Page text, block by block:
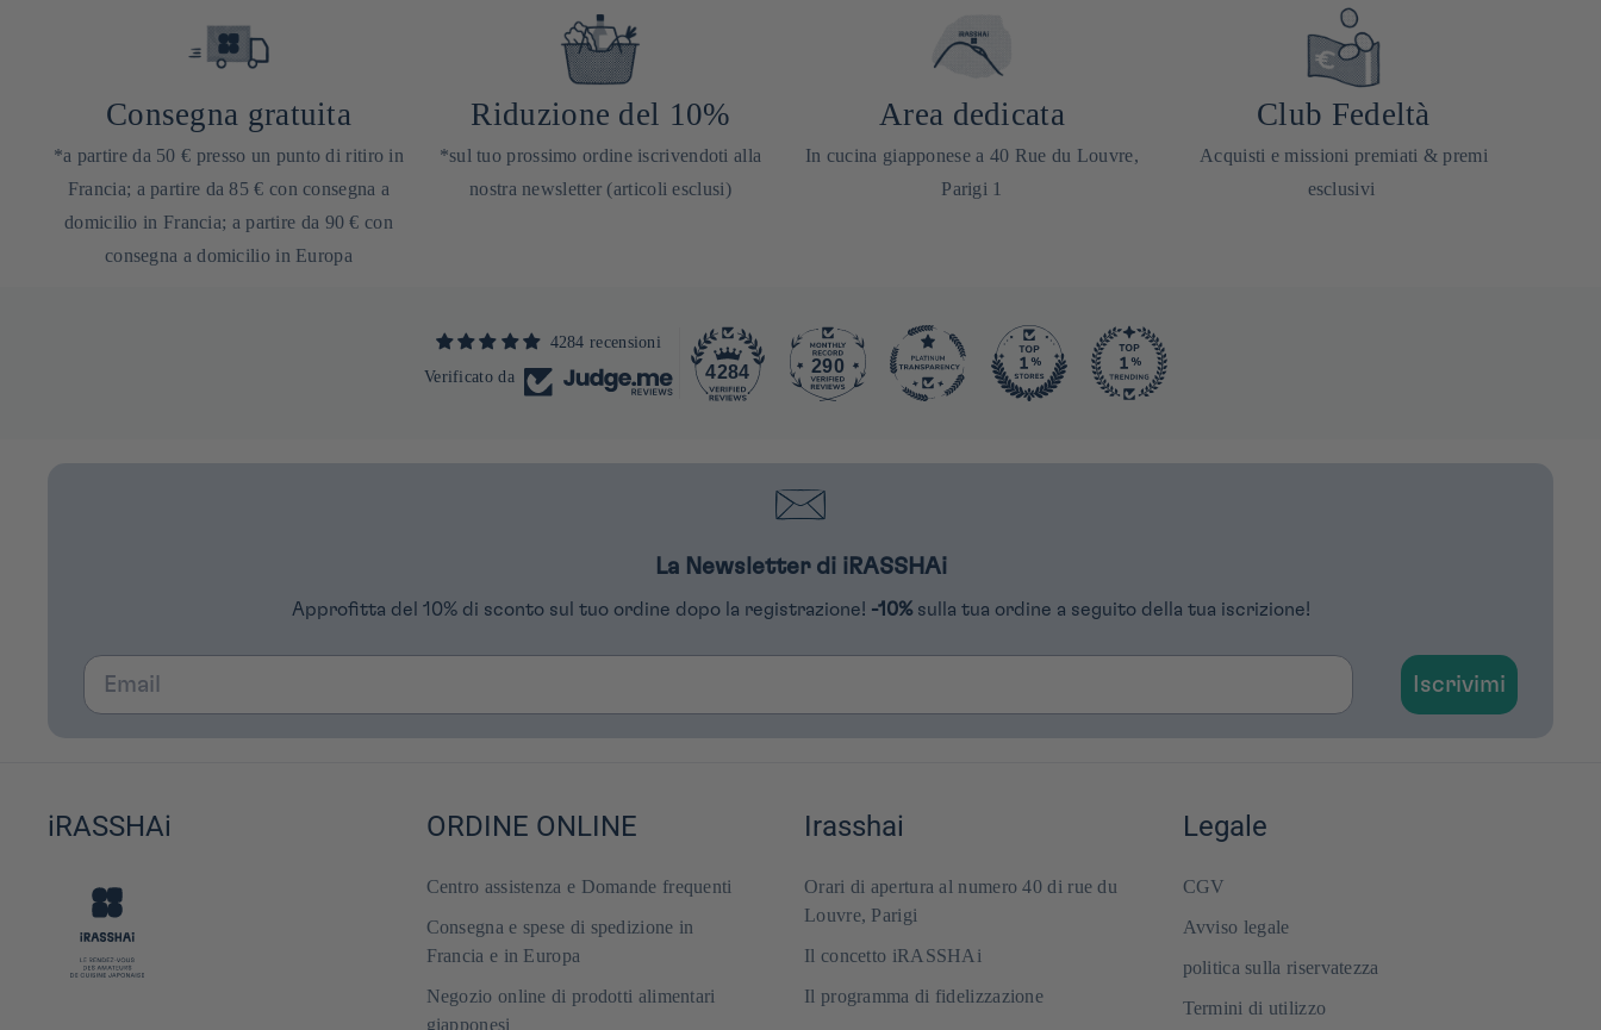
Consegna gratuita
*a partire da 50 € presso un punto di ritiro in
Francia; a partire da 85 € con consegna a
domicilio in Francia; a partire da 90 € con
consegna a domicilio in Europa
Riduzione del 10%
*sul tuo prossimo ordine iscrivendoti alla
nostra newsletter (articoli esclusi)
Area dedicata
In cucina giapponese a 40 Rue du Louvre,
Parigi 1
Club Fedeltà
Acquisti e missioni premiati & premi
esclusivi
4284 recensioni
Verificato da
4284 290
La Newsletter di iRASSHAi
Approfitta del 10% di sconto sul tuo ordine dopo la registrazione! -10% sulla tua ordine a seguito della tua iscrizione!
Email
Iscrivimi
iRASSHAi ORDINE ONLINE
Centro assistenza e Domande frequenti
Consegna e spese di spedizione in
Francia e in Europa
Negozio online di prodotti alimentari
giapponesi
Irasshai
Orari di apertura al numero 40 di rue du
Louvre, Parigi
Il concetto iRASSHAi
Il programma di fidelizzazione
Legale
CGV
Avviso legale
politica sulla riservatezza
Termini di utilizzo